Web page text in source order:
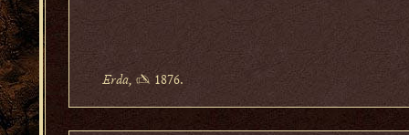
Erda,✍ 1876.